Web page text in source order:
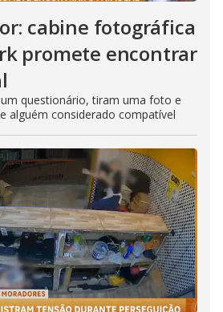
cabine fotográfica
promete encontrar
questionário, tiram uma foto e
alguém considerado compatível